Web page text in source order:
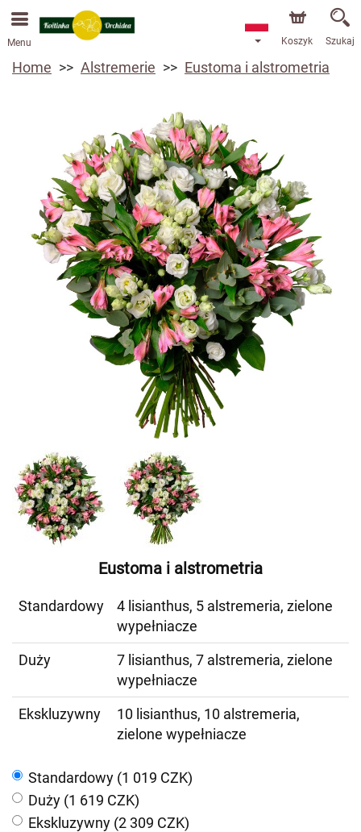
Przyjmujemy zamówienia za pośrednictwem naszego
sklepu internetowego. Najbliższy możliwy termin dostawy
to 13.08.2026 z powodu urlopu.
Menu Koszyk Szukaj
Home Alstremerie Eustoma i alstrometria
Eustoma i alstrometria
Standardowy
4 lisianthus, 5 alstremeria, zielone
wypełniacze
Duży
7 lisianthus, 7 alstremeria, zielone
wypełniacze
Ekskluzywny
10 lisianthus, 10 alstremeria,
zielone wypełniacze
Standardowy (1 019 CZK)
Duży (1 619 CZK)
Ekskluzywny (2 309 CZK)